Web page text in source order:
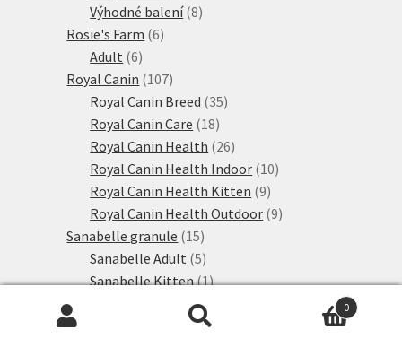
produktů
Výhodné balení 88
Rosie's Farm 66
Adult 66
produktů
Royal Canin 107107
produktů
Royal Canin Breed 3535
Royal Canin Care 1818
produktů
Royal Canin Health 2626
produktů
Royal Canin Health Indoor 1010
Royal Canin Health Kitten 99
produktů
Royal Canin Health Outdoor 99
Sanabelle granule 1515
produktů
Sanabelle Adult 55
produktů
Sanabelle Kitten 11
Sanabelle Senior 1
produkt
Sanabelle speciální výživa
0